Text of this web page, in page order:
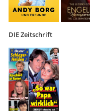
DIE Zeitschrift